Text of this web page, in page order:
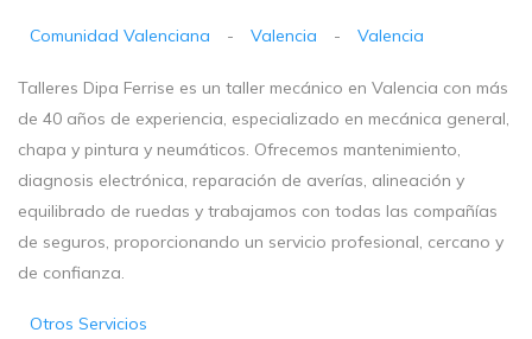
Comunidad Valenciana - Valencia - Valencia
Talleres Dipa Ferrise es un taller mecánico en Valencia con más
de 40 años de experiencia, especializado en mecánica general,
chapa y pintura y neumáticos. Ofrecemos mantenimiento,
diagnosis electrónica, reparación de averías, alineación y
equilibrado de ruedas y trabajamos con todas las compañías
de seguros, proporcionando un servicio profesional, cercano y
de confianza.
Otros Servicios